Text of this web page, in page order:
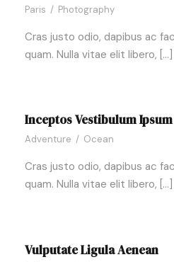
Paris / Photography
Cras justo odio, dapibus ac
quam. Nulla vitae elit libero, […]
Inceptos Vestibulum
Adventure / Ocean
Cras justo odio, dapibus ac
quam. Nulla vitae elit libero, […]
Vulputate Ligula Aenean